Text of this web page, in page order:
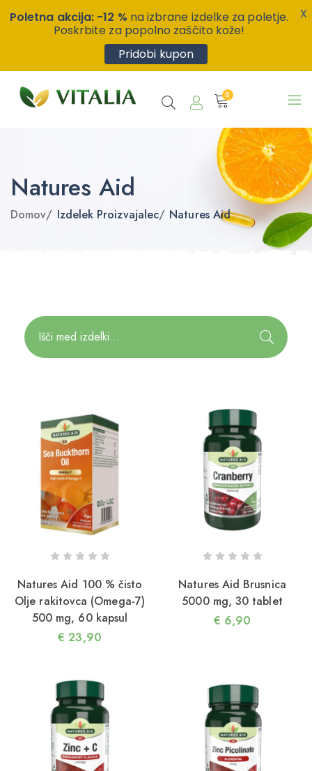
0
Natures Aid
Domov/ Izdelek Proizvajalec/ Natures Aid
Natures Aid 100 % čisto
Olje rakitovca (Omega-7)
500 mg, 60 kapsul
€ 23,90
Natures Aid Brusnica
5000 mg, 30 tablet
€ 6,90
Poletna akcija: -12 % na izbrane izdelke za poletje.
Poskrbite za popolno zaščito kože!
Pridobi kupon
X